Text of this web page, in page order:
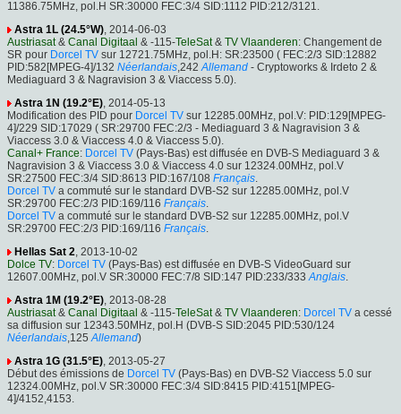
11386.75MHz, pol.H SR:30000 FEC:3/4 SID:1112 PID:212/3121.
Astra 1L (24.5°W), 2014-06-03
Austriasat& Canal Digitaal & -115-TeleSat& TV Vlaanderen: Changement de
SR pour Dorcel TV sur 12721.75MHz, pol.H: SR:23500 ( FEC:2/3 SID:12882
PID:582[MPEG-4]/132 Néerlandais,242 Allemand - Cryptoworks & Irdeto 2 &
Mediaguard 3 & Nagravision 3 & Viaccess 5.0).
Astra 1N (19.2°E), 2014-05-13
Modification des PID pour Dorcel TV sur 12285.00MHz, pol.V: PID:129[MPEG-
4]/229 SID:17029 ( SR:29700 FEC:2/3 - Mediaguard 3 & Nagravision 3 &
Viaccess 3.0 & Viaccess 4.0 & Viaccess 5.0).
Canal+ France: Dorcel TV (Pays-Bas) est diffusée en DVB-S Mediaguard 3 &
Nagravision 3 & Viaccess 3.0 & Viaccess 4.0 sur 12324.00MHz, pol.V
SR:27500 FEC:3/4 SID:8613 PID:167/108 Français.
Dorcel TV a commuté sur le standard DVB-S2 sur 12285.00MHz, pol.V
SR:29700 FEC:2/3 PID:169/116 Français.
Dorcel TV a commuté sur le standard DVB-S2 sur 12285.00MHz, pol.V
SR:29700 FEC:2/3 PID:169/116 Français.
Hellas Sat 2, 2013-10-02
Dolce TV: Dorcel TV (Pays-Bas) est diffusée en DVB-S VideoGuard sur
12607.00MHz, pol.V SR:30000 FEC:7/8 SID:147 PID:233/333 Anglais.
Astra 1M (19.2°E), 2013-08-28
Austriasat& Canal Digitaal & -115-TeleSat& TV Vlaanderen: Dorcel TV a cessé
sa diffusion sur 12343.50MHz, pol.H (DVB-S SID:2045 PID:530/124
Néerlandais,125 Allemand)
Astra 1G (31.5°E), 2013-05-27
Début des émissions de Dorcel TV (Pays-Bas) en DVB-S2 Viaccess 5.0 sur
12324.00MHz, pol.V SR:30000 FEC:3/4 SID:8415 PID:4151[MPEG-
4]/4152,4153.